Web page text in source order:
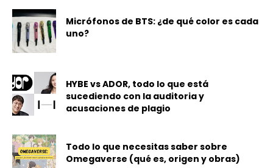
Micrófonos de BTS: ¿de qué color es cada
uno?
HYBE vs ADOR, todo lo que está
sucediendo con la auditoria y
acusaciones de plagio
Todo lo que necesitas saber sobre
Omegaverse (qué es, origen y obras)